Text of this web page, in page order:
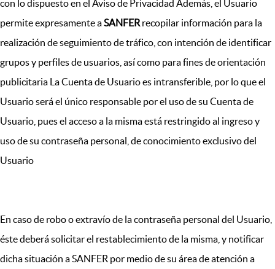
con lo dispuesto en el Aviso de Privacidad Además, el Usuario
permite expresamente aSANFER recopilar información para la
realización de seguimiento de tráfico, con intención de identificar
grupos y perfiles de usuarios, así como para fines de orientación
publicitaria La Cuenta de Usuario es intransferible, por lo que el
Usuario será el único responsable por el uso de su Cuenta de
Usuario, pues el acceso a la misma está restringido al ingreso y
uso de su contraseña personal, de conocimiento exclusivo del
Usuario
En caso de robo o extravío de la contraseña personal del Usuario,
éste deberá solicitar el restablecimiento de la misma, y notificar
dicha situación a SANFER por medio de su área de atención a